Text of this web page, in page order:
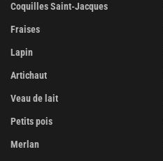
Coquilles Saint-Jacques
Fraises
Lapin
Artichaut
Veau de lait
Petits pois
Merlan